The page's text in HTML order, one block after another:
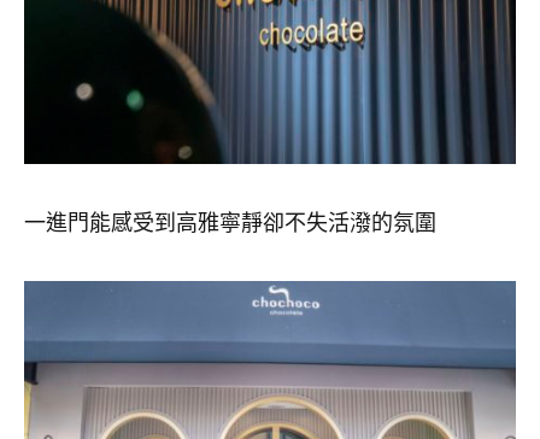
一進門能感受到高雅寧靜卻不失活潑的氛圍